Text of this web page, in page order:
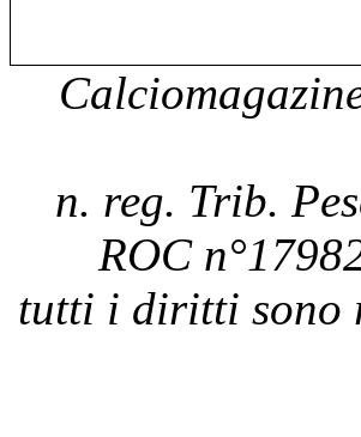
n. reg. Trib.
ROC
tutti i diritti sono